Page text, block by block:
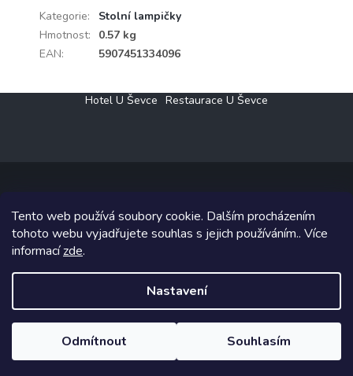
Tento web používá soubory cookie. Dalším procházením
tohoto webu vyjadřujete souhlas s jejich používáním.. Více
informacízde.
Nastavení
Odmítnout Souhlasím
Kategorie:
Stolní lampičky
Hmotnost:
0.57 kg
EAN: 5907451334096
Hotel U Ševce Restaurace U Ševce
Copyright 2026Elektro Klesný s.r.o.. Všechna práva vyhrazena.
Grafický návrh vytvořil a na Shoptet implementoval
Shoptetak.cz.
Vytvořil Shoptet